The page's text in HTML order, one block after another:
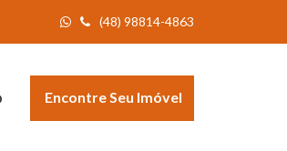
(48) 98814-4863
Encontre Seu Imóvel